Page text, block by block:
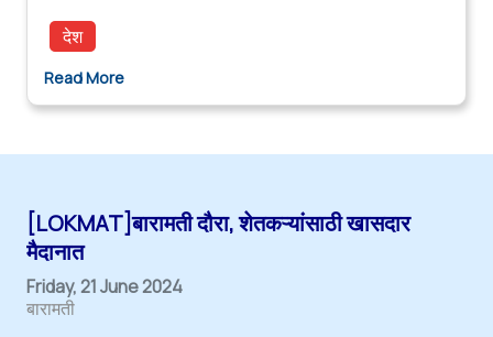
देश
Read More
[LOKMAT]बारामती दौरा, शेतकऱ्यांसाठी खासदार
मैदानात
Friday, 21 June 2024
बारामती